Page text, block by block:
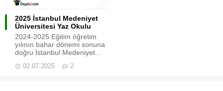
2025 İstanbul Medeniyet
Üniversitesi Yaz Okulu
2024-2025 Eğitim öğretim
yılının bahar dönemi sonuna
doğru İstanbul Medeniyet...
02.07.2025 2